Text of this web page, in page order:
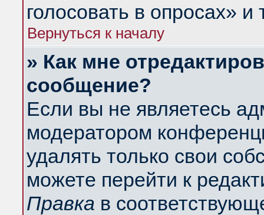
голосовать в опросах» и
Вернуться к началу
» Как мне
сообщение?
Если вы не являетесь
модератором
удалять только свои
можете перейти к
Правка в